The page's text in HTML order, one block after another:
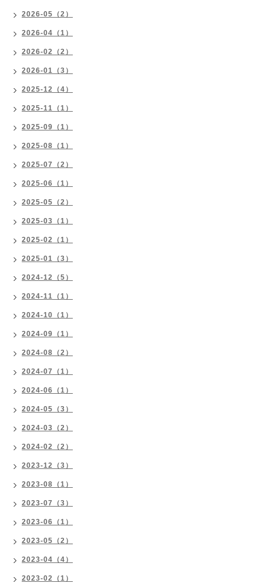
2026-05（2）
2026-04（1）
2026-02（2）
2026-01（3）
2025-12（4）
2025-11（1）
2025-09（1）
2025-08（1）
2025-07（2）
2025-06（1）
2025-05（2）
2025-03（1）
2025-02（1）
2025-01（3）
2024-12（5）
2024-11（1）
2024-10（1）
2024-09（1）
2024-08（2）
2024-07（1）
2024-06（1）
2024-05（3）
2024-03（2）
2024-02（2）
2023-12（3）
2023-08（1）
2023-07（3）
2023-06（1）
2023-05（2）
2023-04（4）
2023-02（1）